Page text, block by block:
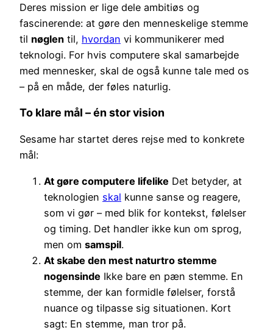
Deres mission er lige dele ambitiøs og
fascinerende: at gøre den menneskelige stemme
til nøglen til, hvordan vi kommunikerer med
teknologi. For hvis computere skal samarbejde
med mennesker, skal de også kunne tale med os
– på en måde, der føles naturlig.
To klare mål – én stor vision
Sesame har startet deres rejse med to konkrete
mål:
At gøre computere lifelike Det betyder, at
teknologien skal kunne sanse og reagere,
som vi gør – med blik for kontekst, følelser
og timing. Det handler ikke kun om sprog,
men om samspil.
At skabe den mest naturtro stemme
nogensinde Ikke bare en pæn stemme. En
stemme, der kan formidle følelser, forstå
nuance og tilpasse sig situationen. Kort
sagt: En stemme, man tror på.